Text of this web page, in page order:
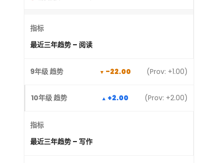
最近三年趋势 – 阅读
-22.00 (Prov: +1.00)
+2.00 (Prov: +2.00)
最近三年趋势 – 写作